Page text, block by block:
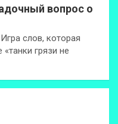
вопрос о
слов, которая
грязи не